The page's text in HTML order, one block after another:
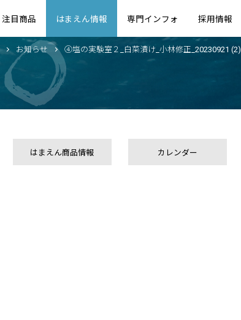
注目商品 はまえん情報 専門インフォ 採用情報
お知らせ ④塩の実験室２_白菜漬け_小林修正_20230921 (2)
はまえん商品情報 カレンダー